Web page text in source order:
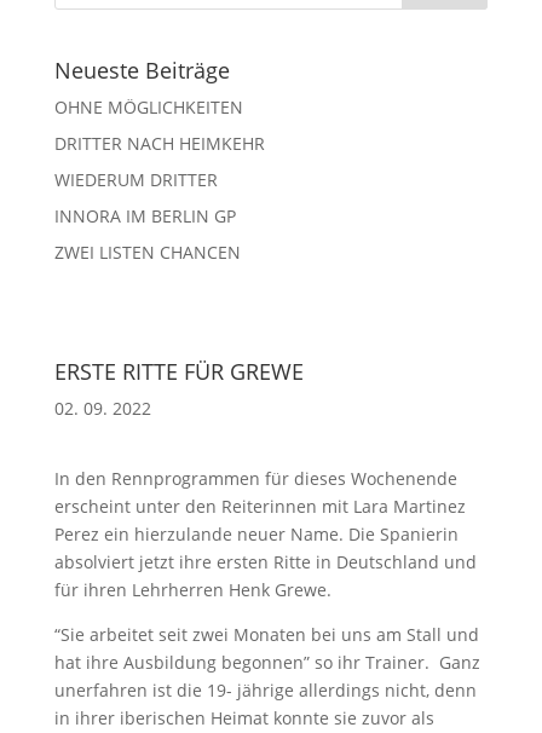
Neueste Beiträge
OHNE MÖGLICHKEITEN
DRITTER NACH HEIMKEHR
WIEDERUM DRITTER
INNORA IM BERLIN GP
ZWEI LISTEN CHANCEN
ERSTE RITTE FÜR GREWE
02. 09. 2022
In den Rennprogrammen für dieses Wochenende
erscheint unter den Reiterinnen mit Lara Martinez
Perez ein hierzulande neuer Name. Die Spanierin
absolviert jetzt ihre ersten Ritte in Deutschland und
für ihren Lehrherren Henk Grewe.
“Sie arbeitet seit zwei Monaten bei uns am Stall und
hat ihre Ausbildung begonnen” so ihr Trainer. Ganz
unerfahren ist die 19- jährige allerdings nicht, denn
in ihrer iberischen Heimat konnte sie zuvor als